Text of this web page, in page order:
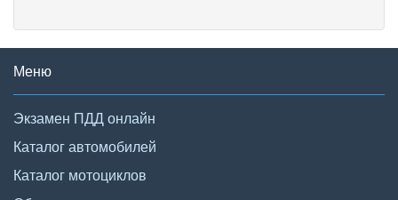
Меню
Экзамен ПДД онлайн
Каталог автомобилей
Каталог мотоциклов